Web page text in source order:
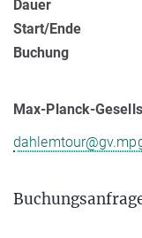
Dauer
Start/Ende
Buchung
Max-Planck-